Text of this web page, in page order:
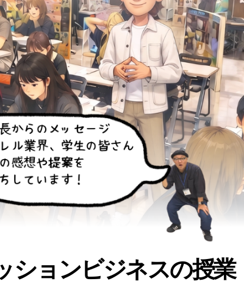
ションビジネスの授